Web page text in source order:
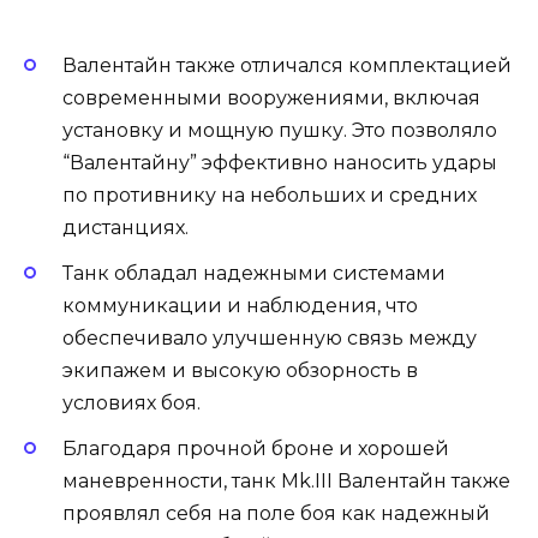
Валентайн также отличался комплектацией
современными вооружениями, включая
установку и мощную пушку. Это позволяло
“Валентайну” эффективно наносить удары
по противнику на небольших и средних
дистанциях.
Танк обладал надежными системами
коммуникации и наблюдения, что
обеспечивало улучшенную связь между
экипажем и высокую обзорность в
условиях боя.
Благодаря прочной броне и хорошей
маневренности, танк Mk.III Валентайн также
проявлял себя на поле боя как надежный